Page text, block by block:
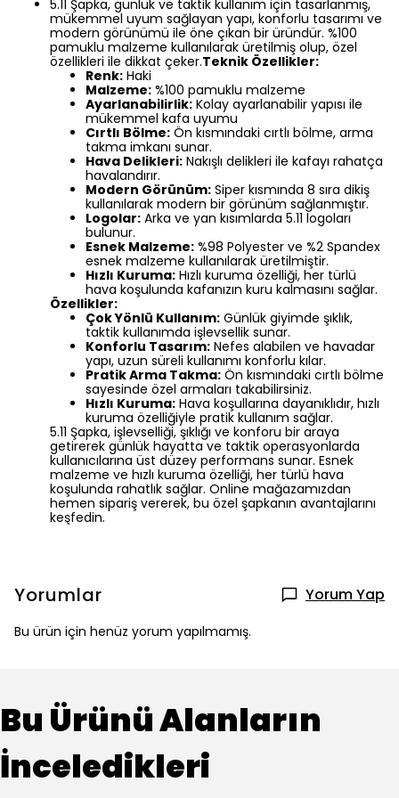
5.11 Şapka, günlük ve taktik kullanım için tasarlanmış,
mükemmel uyum sağlayan yapı, konforlu tasarımı ve
modern görünümü ile öne çıkan bir üründür. %100
pamuklu malzeme kullanılarak üretilmiş olup, özel
özellikleri ile dikkat çeker.Teknik Özellikler:
Renk: Haki
Malzeme: %100 pamuklu malzeme
Ayarlanabilirlik: Kolay ayarlanabilir yapısı ile
mükemmel kafa uyumu
Cırtlı Bölme: Ön kısmındaki cırtlı bölme, arma
takma imkanı sunar.
Hava Delikleri: Nakışlı delikleri ile kafayı rahatça
havalandırır.
Modern Görünüm: Siper kısmında 8 sıra dikiş
kullanılarak modern bir görünüm sağlanmıştır.
Logolar: Arka ve yan kısımlarda 5.11 logoları
bulunur.
Esnek Malzeme: %98 Polyester ve %2 Spandex
esnek malzeme kullanılarak üretilmiştir.
Hızlı Kuruma: Hızlı kuruma özelliği, her türlü
hava koşulunda kafanızın kuru kalmasını sağlar.
Özellikler:
Çok Yönlü Kullanım: Günlük giyimde şıklık,
taktik kullanımda işlevsellik sunar.
Konforlu Tasarım: Nefes alabilen ve havadar
yapı, uzun süreli kullanımı konforlu kılar.
Pratik Arma Takma: Ön kısmındaki cırtlı bölme
sayesinde özel armaları takabilirsiniz.
Hızlı Kuruma: Hava koşullarına dayanıklıdır, hızlı
kuruma özelliğiyle pratik kullanım sağlar.
5.11 Şapka, işlevselliği, şıklığı ve konforu bir araya
getirerek günlük hayatta ve taktik operasyonlarda
kullanıcılarına üst düzey performans sunar. Esnek
malzeme ve hızlı kuruma özelliği, her türlü hava
koşulunda rahatlık sağlar. Online mağazamızdan
hemen sipariş vererek, bu özel şapkanın avantajlarını
keşfedin.
Yorumlar Yorum Yap
Bu ürün için henüz yorum yapılmamış.
Bu Ürünü Alanların
İnceledikleri